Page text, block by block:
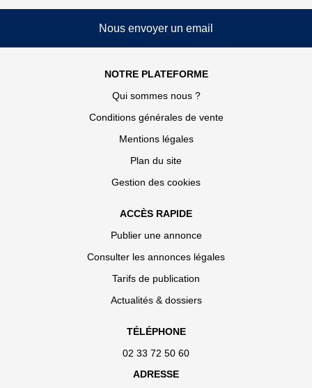
Nous envoyer un email
NOTRE PLATEFORME
Qui sommes nous ?
Conditions générales de vente
Mentions légales
Plan du site
Gestion des cookies
ACCÈS RAPIDE
Publier une annonce
Consulter les annonces légales
Tarifs de publication
Actualités & dossiers
TÉLÉPHONE
02 33 72 50 60
ADRESSE